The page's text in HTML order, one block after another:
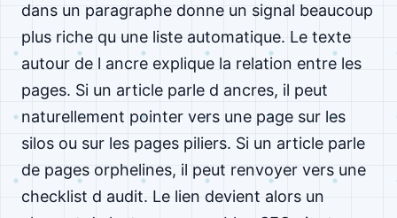
dans un paragraphe donne un signal beaucoup
plus riche qu une liste automatique. Le texte
autour de l ancre explique la relation entre les
pages. Si un article parle d ancres, il peut
naturellement pointer vers une page sur les
silos ou sur les pages piliers. Si un article parle
de pages orphelines, il peut renvoyer vers une
checklist d audit. Le lien devient alors un